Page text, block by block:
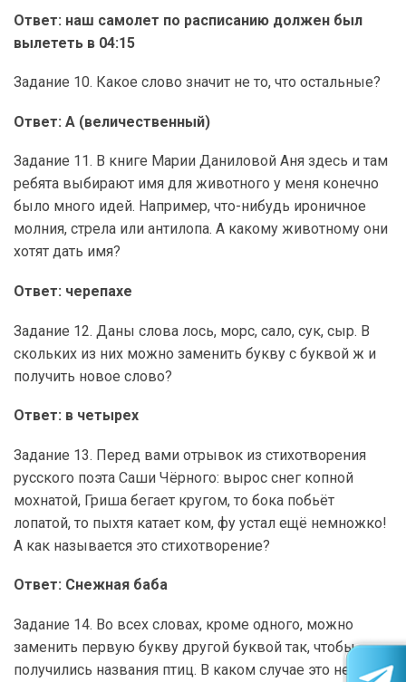
Ответ: наш самолет по расписанию должен был
вылететь в 04:15
Задание 10. Какое слово значит не то, что остальные?
Ответ: А (величественный)
Задание 11. В книге Марии Даниловой Аня здесь и там
ребята выбирают имя для животного у меня конечно
было много идей. Например, что-нибудь ироничное
молния, стрела или антилопа. А какому животному они
хотят дать имя?
Ответ: черепахе
Задание 12. Даны слова лось, морс, сало, сук, сыр. В
скольких из них можно заменить букву с буквой ж и
получить новое слово?
Ответ: в четырех
Задание 13. Перед вами отрывок из стихотворения
русского поэта Саши Чёрного: вырос снег копной
мохнатой, Гриша бегает кругом, то бока побьёт
лопатой, то пыхтя катает ком, фу устал ещё немножко!
А как называется это стихотворение?
Ответ: Снежная баба
Задание 14. Во всех словах, кроме одного, можно
заменить первую букву другой буквой так, чтобы
получились названия птиц. В каком случае это не